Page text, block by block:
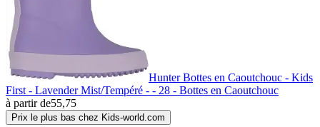
Hunter Bottes en Caoutchouc - Kids
First - Lavender Mist/Tempéré - - 28 - Bottes en Caoutchouc
à partir de55,75
Prix le plus bas chez Kids-world.com